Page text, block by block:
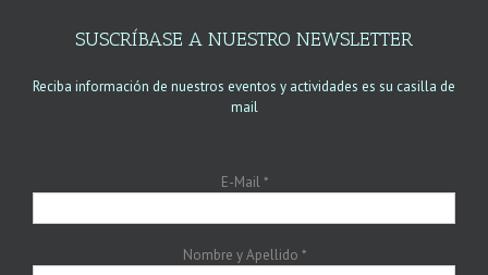
SUSCRÍBASE A NUESTRO NEWSLETTER
Reciba información de nuestros eventos y actividades es su casilla de
mail
E-Mail*
Nombre y Apellido *